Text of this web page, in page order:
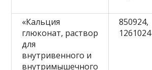
«Кальция
глюконат, раствор
для
внутривенного и
внутримышечного
850924,
1261024